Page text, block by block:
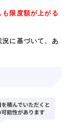
限度額が上がる
に基づいて、あ